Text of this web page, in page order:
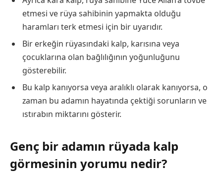
etmesi ve rüya sahibinin yapmakta olduğu
haramları terk etmesi için bir uyarıdır.
Bir erkeğin rüyasındaki kalp, karısına veya
çocuklarına olan bağlılığının yoğunluğunu
gösterebilir.
Bu kalp kanıyorsa veya aralıklı olarak kanıyorsa, o
zaman bu adamın hayatında çektiği sorunların ve
ıstırabın miktarını gösterir.
Genç bir adamın rüyada kalp
görmesinin yorumu nedir?